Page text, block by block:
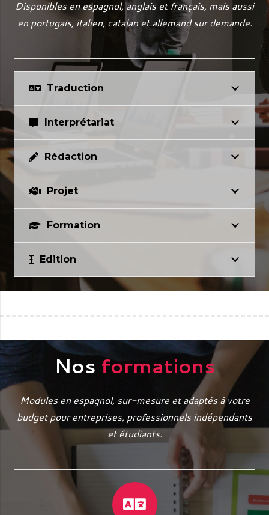
Disponibles en espagnol, anglais et français, mais aussi
en portugais, italien, catalan et allemand sur demande.
Traduction
Interprétariat
Rédaction
Projet
Formation
Edition
Nos formations
Modules en espagnol, sur-mesure et adaptés à votre
budget pour entreprises, professionnels indépendants
et étudiants.